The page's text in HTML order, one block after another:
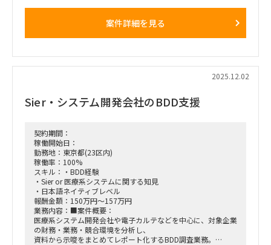
- プロジェクト全体の進捗・課題・リスク管理支援
- ITSM領域（特に構成管理）における業務プロセス整理
案件詳細を見る
2025.12.02
Sier・システム開発会社のBDD支援
契約期間：
稼働開始日：
勤務地：東京都(23区内)
稼働率：100%
スキル：・BDD経験
・Sier or 医療系システムに関する知見
・日本語ネイティブレベル
報酬金額：150万円～157万円
業務内容：■案件概要：
医療系システム開発会社や電子カルテなどを中心に、対象企業
の財務・業務・競合環境を分析し、
資料から示唆をまとめてレポート化するBDD調査業務。